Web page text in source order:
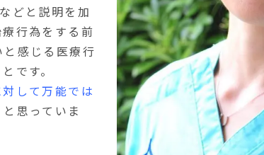
どと説明を加
行為をする前
感じる医療行
です。
して万能では
と思っていま